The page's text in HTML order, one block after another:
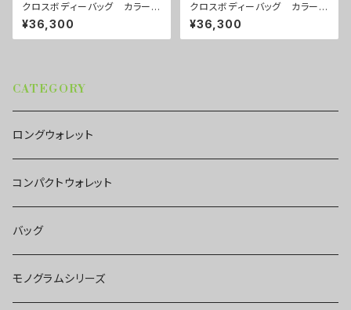
クロスボディーバッグ カラー/
ミストラルブラック ■配送まで
約１か月
¥36,300
クロスボディーバッグ カラー/
センスマゼンダ ■配送まで約
１か月
¥36,300
CATEGORY
ロングウォレット
コンパクトウォレット
バッグ
モノグラムシリーズ